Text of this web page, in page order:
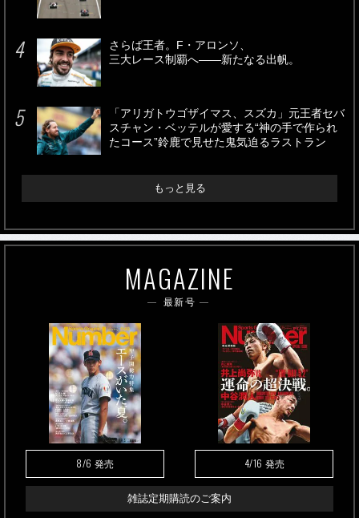
さらば王者。F・アロンソ、
三大レース制覇へ――新たなる出帆。
「アリガトウゴザイマス、スズカ」元王者セバ
スチャン・ベッテルが愛する“神の手で作られ
たコース”鈴鹿で見せた鬼気迫るラストラン
もっと見る
MAGAZINE
最新号
8/6 発売 4/16 発売
雑誌定期購読のご案内